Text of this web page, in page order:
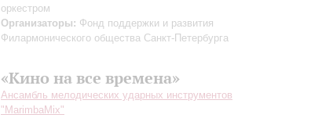
оркестром
Организаторы: Фонд поддержки и развития
Филармонического общества Санкт-Петербурга
«Кино на все времена»
Ансамбль мелодических ударных инструментов
"MarimbaMix"